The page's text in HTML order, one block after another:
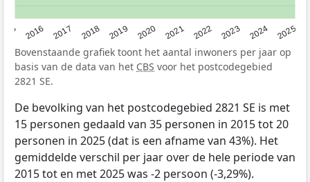
2016 2017 2018 2019 2020 2021 2022 2023 2024 2025
Bovenstaande grafiek toont het aantal inwoners per jaar op
basis van de data van het CBS voor het postcodegebied
2821 SE.
De bevolking van het postcodegebied 2821 SE is met
15 personen gedaald van 35 personen in 2015 tot 20
personen in 2025 (dat is een afname van 43%). Het
gemiddelde verschil per jaar over de hele periode van
2015 tot en met 2025 was -2 persoon (-3,29%).